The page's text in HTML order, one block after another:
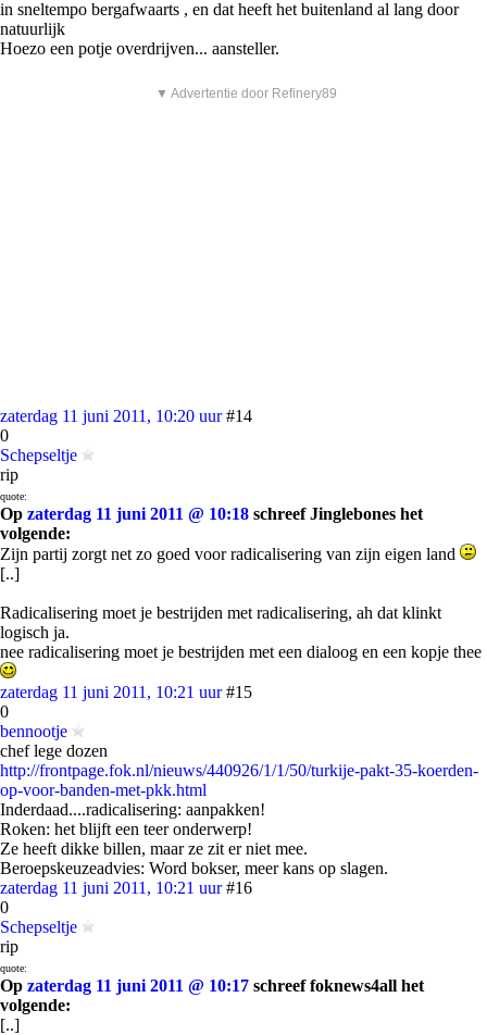
in sneltempo bergafwaarts , en dat heeft het buitenland al lang door
natuurlijk
Hoezo een potje overdrijven... aansteller.
▼ Advertentie door Refinery89
zaterdag 11 juni 2011, 10:20 uur #14
0
Schepseltje
rip
quote:
Op zaterdag 11 juni 2011 @ 10:18 schreef Jinglebones het
volgende:
Zijn partij zorgt net zo goed voor radicalisering van zijn eigen land
[..]
Radicalisering moet je bestrijden met radicalisering, ah dat klinkt
logisch ja.
nee radicalisering moet je bestrijden met een dialoog en een kopje thee
zaterdag 11 juni 2011, 10:21 uur #15
0
bennootje
chef lege dozen
http://frontpage.fok.nl/nieuws/440926/1/1/50/turkije-pakt-35-koerden-
op-voor-banden-met-pkk.html
Inderdaad....radicalisering: aanpakken!
Roken: het blijft een teer onderwerp!
Ze heeft dikke billen, maar ze zit er niet mee.
Beroepskeuzeadvies: Word bokser, meer kans op slagen.
zaterdag 11 juni 2011, 10:21 uur #16
0
Schepseltje
rip
quote:
Op zaterdag 11 juni 2011 @ 10:17 schreef foknews4all het
volgende:
[..]